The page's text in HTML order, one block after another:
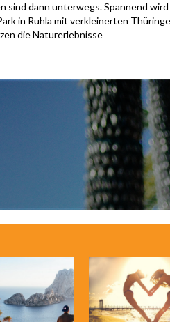
sind dann unterwegs. Spannend
in Ruhla mit verkleinerten
die Naturerlebnisse